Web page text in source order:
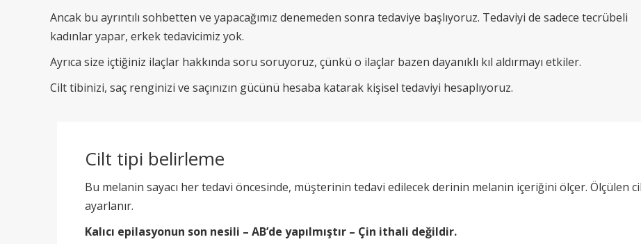
Ancak bu ayrıntılı sohbetten ve yapacağımız denemeden sonra tedaviye başlıyoruz. Tedaviyi de sadece tecrübeli
kadınlar yapar, erkek tedavicimiz yok.
Ayrıca size içtiğiniz ilaçlar hakkında soru soruyoruz, çünkü o ilaçlar bazen dayanıklı kıl aldırmayı etkiler.
Cilt tibinizi, saç renginizi ve saçınızın gücünü hesaba katarak kişisel tedaviyi hesaplıyoruz.
Cilt tipi belirleme
Bu melanin sayacı her tedavi öncesinde, müşterinin tedavi edilecek derinin melanin içeriğini ölçer. Ölçülen
ayarlanır.
Kalıcı epilasyonun son nesili – AB’de yapılmıştır – Çin ithali değildir.